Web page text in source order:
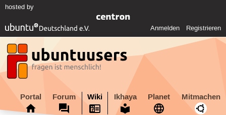
hosted by
Anmelden Registrieren
Portal Forum Wiki Ikhaya Planet Mitmachen